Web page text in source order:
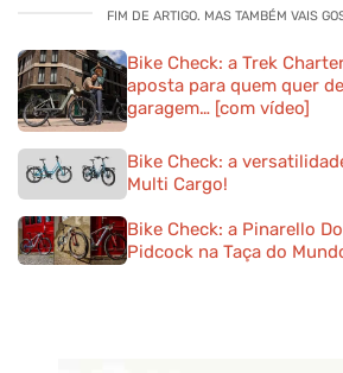
FIM DE ARTIGO. MAS TAMBÉM VAIS
Bike Check: a Trek
aposta para quem quer
garagem… [com vídeo]
Bike Check: a
Multi Cargo!
Bike Check: a Pinarello
Pidcock na Taça do